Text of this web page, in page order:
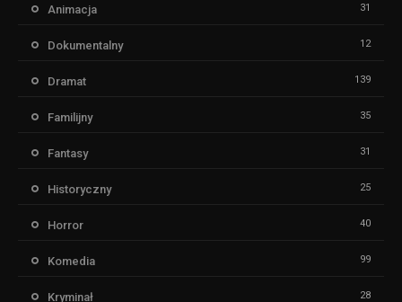
Animacja 31
Dokumentalny 12
Dramat 139
Familijny 35
Fantasy 31
Historyczny 25
Horror 40
Komedia 99
Kryminał 28